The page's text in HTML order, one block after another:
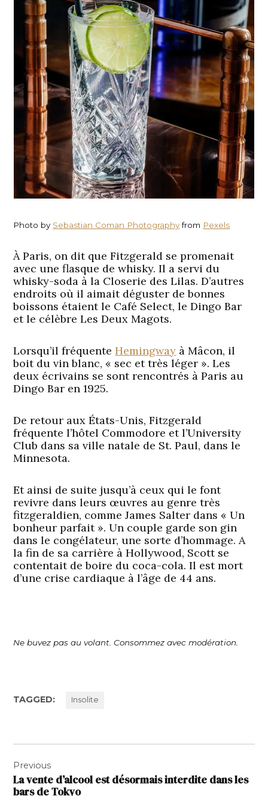
Photo by Sebastian Coman Photographyfrom Pexels
À Paris, on dit que Fitzgerald se promenait
avec une flasque de whisky. Il a servi du
whisky-soda à la Closerie des Lilas. D’autres
endroits où il aimait déguster de bonnes
boissons étaient le Café Select, le Dingo Bar
et le célèbre Les Deux Magots.
Lorsqu’il fréquenteHemingway à Mâcon, il
boit du vin blanc, « sec et très léger ». Les
deux écrivains se sont rencontrés à Paris au
Dingo Bar en 1925.
De retour aux États-Unis, Fitzgerald
fréquente l’hôtel Commodore et l’University
Club dans sa ville natale de St. Paul, dans le
Minnesota.
Et ainsi de suite jusqu’à ceux qui le font
revivre dans leurs œuvres au genre très
fitzgeraldien, comme James Salter dans « Un
bonheur parfait ». Un couple garde son gin
dans le congélateur, une sorte d’hommage. A
la fin de sa carrière à Hollywood, Scott se
contentait de boire du coca-cola. Il est mort
d’une crise cardiaque à l’âge de 44 ans.
Ne buvez pas au volant. Consommez avec modération.
TAGGED: Insolite
de
l’article
Previous
La vente d’alcool est désormais interdite dans les
bars de Tokyo